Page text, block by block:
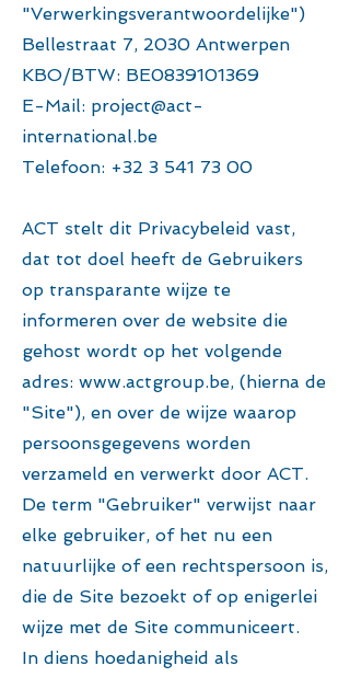
"Verwerkingsverantwoordelijke")
Bellestraat 7, 2030 Antwerpen
KBO/BTW: BE0839101369
E-Mail: project@act-
international.be
Telefoon: +32 3 541 73 00
ACT stelt dit Privacybeleid vast,
dat tot doel heeft de Gebruikers
op transparante wijze te
informeren over de website die
gehost wordt op het volgende
adres: www.actgroup.be, (hierna de
"Site"), en over de wijze waarop
persoonsgegevens worden
verzameld en verwerkt door ACT.
De term "Gebruiker" verwijst naar
elke gebruiker, of het nu een
natuurlijke of een rechtspersoon is,
die de Site bezoekt of op enigerlei
wijze met de Site communiceert.
In diens hoedanigheid als